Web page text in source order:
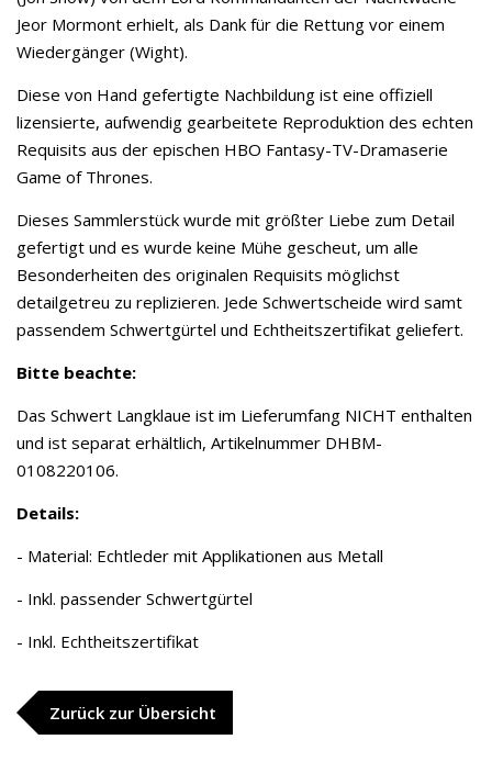
Jeor Mormont erhielt, als Dank für die Rettung vor einem
Wiedergänger (Wight).
Diese von Hand gefertigte Nachbildung ist eine offiziell
lizensierte, aufwendig gearbeitete Reproduktion des echten
Requisits aus der epischen HBO Fantasy-TV-Dramaserie
Game of Thrones.
Dieses Sammlerstück wurde mit größter Liebe zum Detail
gefertigt und es wurde keine Mühe gescheut, um alle
Besonderheiten des originalen Requisits möglichst
detailgetreu zu replizieren. Jede Schwertscheide wird samt
passendem Schwertgürtel und Echtheitszertifikat geliefert.
Bitte beachte:
Das Schwert Langklaue ist im Lieferumfang NICHT enthalten
und ist separat erhältlich, Artikelnummer DHBM-
0108220106.
Details:
- Material: Echtleder mit Applikationen aus Metall
- Inkl. passender Schwertgürtel
- Inkl. Echtheitszertifikat
Zurück zur Übersicht